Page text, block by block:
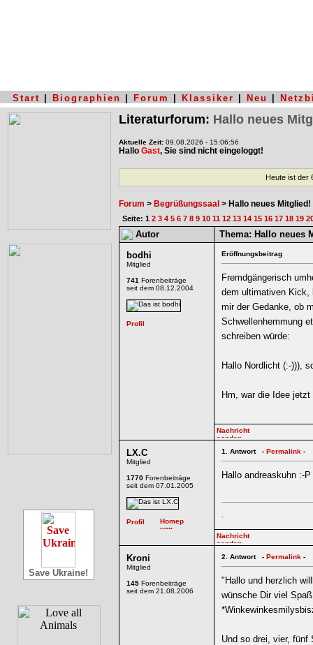
Start Biographien Forum Klassiker Neu
Save Ukraine!
Literaturforum: Hallo neues
Aktuelle Zeit: 09.08.2026 - 15:06:56
Hallo Gast, Sie sind nicht eingeloggt!
Heute ist der
Forum > Begrüßungssaal > Hallo neues Mitglied!
Seite: 1 2 3 4 5 6 7 8 9 10 11 12 13 14 15 16 17 18 19
Autor Thema: Hallo neues
bodhi
Mitglied
741 Forenbeiträge
seit dem 08.12.2004
Eröffnungsbeitrag
Fremdgängerisch
dem ultimativen Kick,
mir der Gedanke, ob
Schwellenhemmung
schreiben würde:
Hallo Nordlicht (:-))),
Hm, war die Idee
LX.C
Mitglied
1770 Forenbeiträge
seit dem 07.01.2005
1. Antwort - Permalink -
Hallo andreaskuhn :-P
.
Kroni
Mitglied
145 Forenbeiträge
seit dem 21.08.2006
2. Antwort - Permalink -
"Hallo und herzlich
wünsche Dir viel
Und so drei, vier, fünf